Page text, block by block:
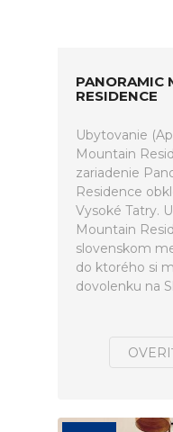
PANORAMIC
RESIDENCE
Ubytovanie
Mountain
zariadenie
Residence
Vysoké Tatry.
Mountain
slovenskom
do ktorého si
dovolenku na